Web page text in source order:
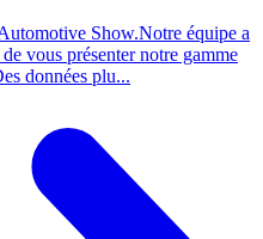
Show.Notre équipe a
vous présenter notre gamme
données plu...